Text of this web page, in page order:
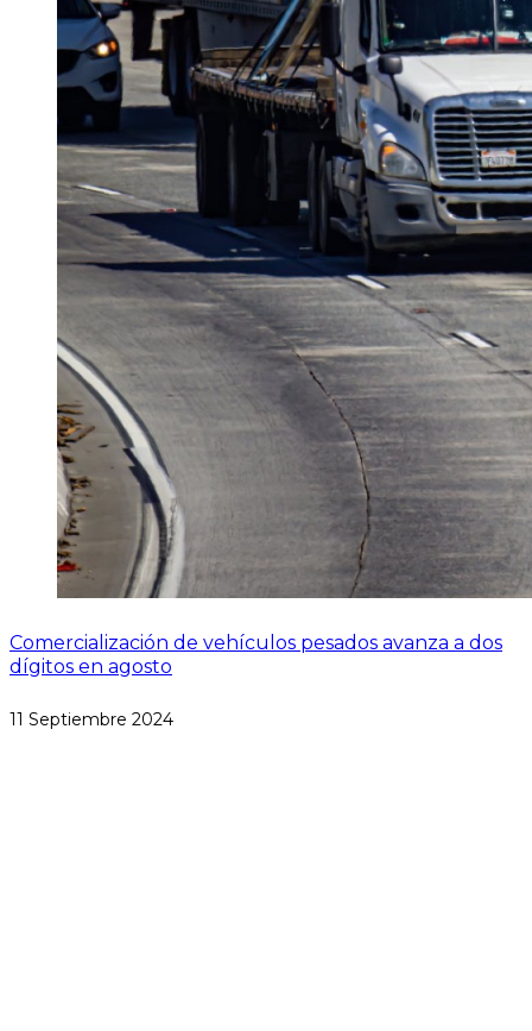
Comercialización de vehículos pesados avanza a dos
dígitos en agosto
11 Septiembre 2024